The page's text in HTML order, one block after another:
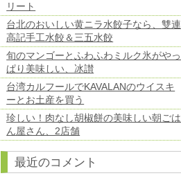
リート
台北のおいしい黄ニラ水餃子なら、雙連
高記手工水餃＆三五水餃
旬のマンゴーとふわふわミルク氷がやっ
ぱり美味しい、冰讃
台湾カルフールでKAVALANのウイスキ
ーとお土産を買う
珍しい！肉なし胡椒餅の美味しい朝ごは
ん屋さん、2店舗
最近のコメント